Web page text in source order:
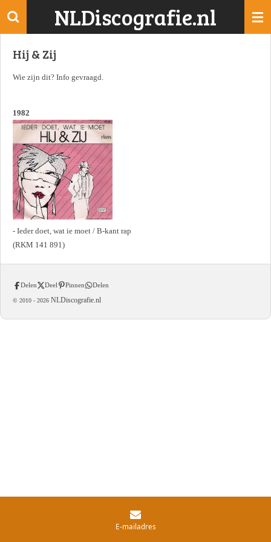
Ga
de
NLDiscografie.nl
Hij & Zij
Wie zijn dit? Info gevraagd.
1982
- Ieder doet, wat ie moet / B-kant rap
(RKM 141 891)
Delen Deel Pinnen Delen
© 2010 - 2026 NLDiscografie.nl
E-mailadres